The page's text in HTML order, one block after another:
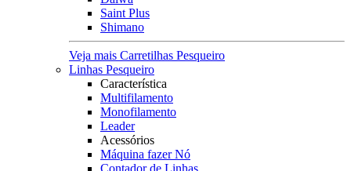
Saint Plus
Shimano
Veja mais Carretilhas Pesqueiro
Linhas Pesqueiro
Característica
Multifilamento
Monofilamento
Leader
Acessórios
Máquina fazer Nó
Contador de Linhas